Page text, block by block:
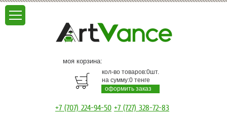
моя корзина:
кол-во товаров:0шт.
на сумму:0 тенге
оформить заказ
+7 (707) 224-94-50 +7 (727) 328-72-83